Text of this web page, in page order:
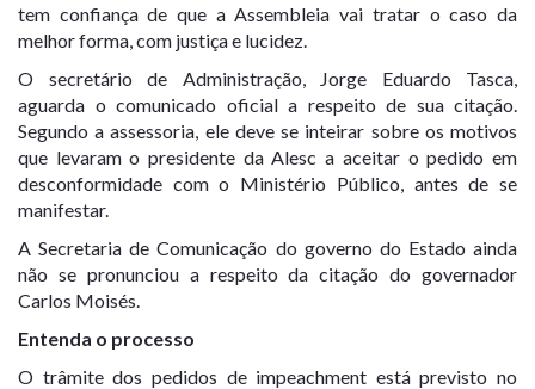
tem confiança de que a Assembleia vai tratar o caso da
melhor forma, com justiça e lucidez.
O secretário de Administração, Jorge Eduardo Tasca,
aguarda o comunicado oficial a respeito de sua citação.
Segundo a assessoria, ele deve se inteirar sobre os motivos
que levaram o presidente da Alesc a aceitar o pedido em
desconformidade com o Ministério Público, antes de se
manifestar.
A Secretaria de Comunicação do governo do Estado ainda
não se pronunciou a respeito da citação do governador
Carlos Moisés.
Entenda o processo
O trâmite dos pedidos de impeachment está previsto no